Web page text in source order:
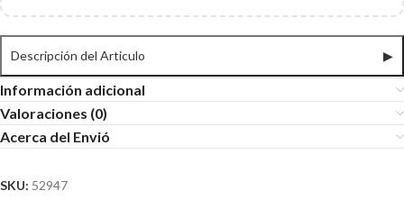
Descripción del Articulo ▶
Información adicional
Valoraciones (0)
Acerca del Envió
SKU: 52947